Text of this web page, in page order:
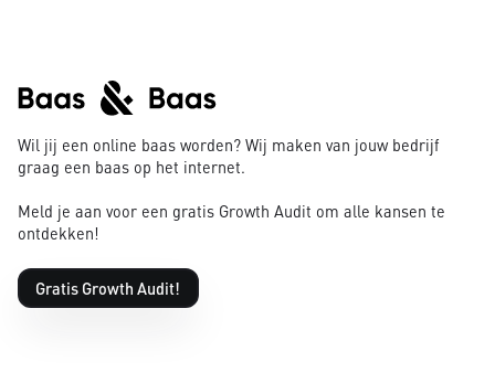
Wil jij een online baas worden? Wij maken van jouw bedrijf
graag een baas op het internet.
Meld je aan voor een gratis Growth Audit om alle kansen te
ontdekken!
Gratis Growth Audit!